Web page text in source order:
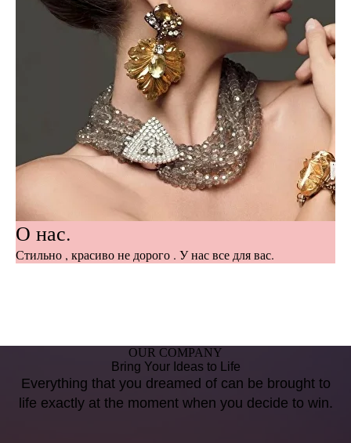
О нас.
Стильно , красиво не дорого . У нас все для вас.
OUR COMPANY
Bring Your Ideas to Life
Everything that you dreamed of can be brought to
life exactly at the moment when you decide to win.